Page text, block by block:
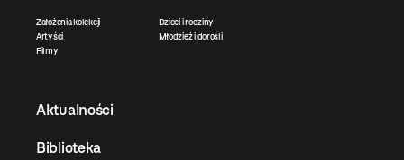
Założenia kolekcji
Artyści
Filmy
Dzieci i rodziny
Młodzież i dorośli
Aktualności
Biblioteka